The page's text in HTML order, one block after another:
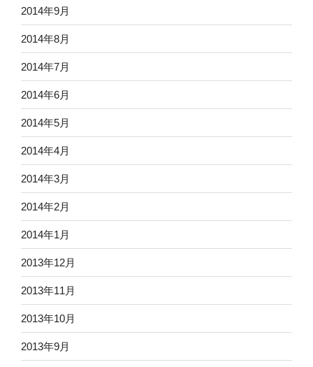
2014年9月
2014年8月
2014年7月
2014年6月
2014年5月
2014年4月
2014年3月
2014年2月
2014年1月
2013年12月
2013年11月
2013年10月
2013年9月